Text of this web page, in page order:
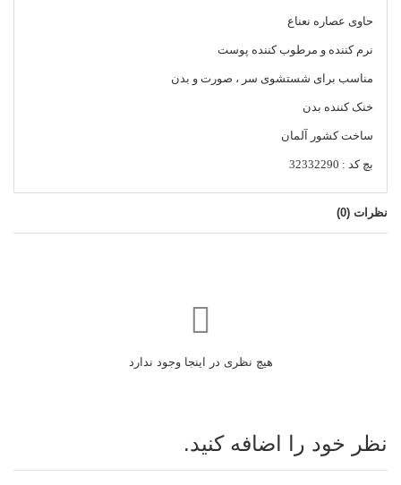
حاوی عصاره نعناع
نرم کننده و مرطوب کننده پوست
مناسب برای شستشوی سر ، صورت و بدن
خنک کننده بدن
ساخت کشور آلمان
بچ کد : 32332290
نظرات (0
)
هیچ نظری در اینجا وجود ندارد
نظر خود را اضافه کنید.